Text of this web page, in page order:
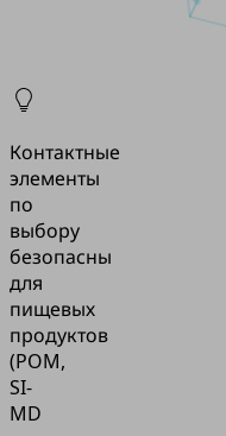
Контактные
элементы
по
выбору
безопасны
для
пищевых
продуктов
(POM,
SI-
MD